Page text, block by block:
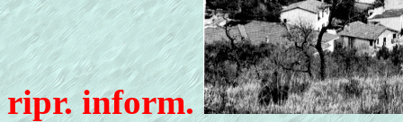
ripr. inform.